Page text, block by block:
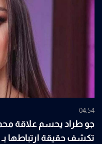
04:54
جو طراد يحسم علاقة
تكشف حقيقة ارتباطها